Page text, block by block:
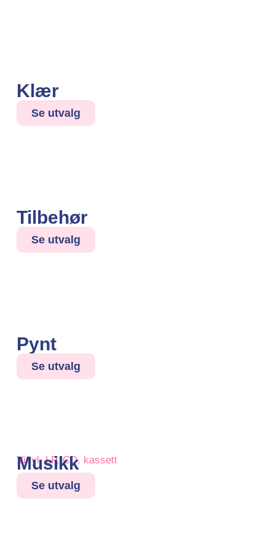
Klær
Se utvalg
Tilbehør
Se utvalg
Pynt
Se utvalg
Vinyl, LP, CD, kassett
Musikk
Se utvalg